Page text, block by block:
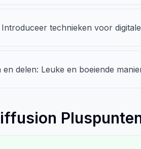
technieken voor
en delen: Leuke en boeiende